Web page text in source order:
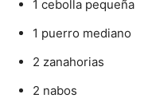
1 cebolla pequeña
1 puerro mediano
2 za­nahorias
2 nabos